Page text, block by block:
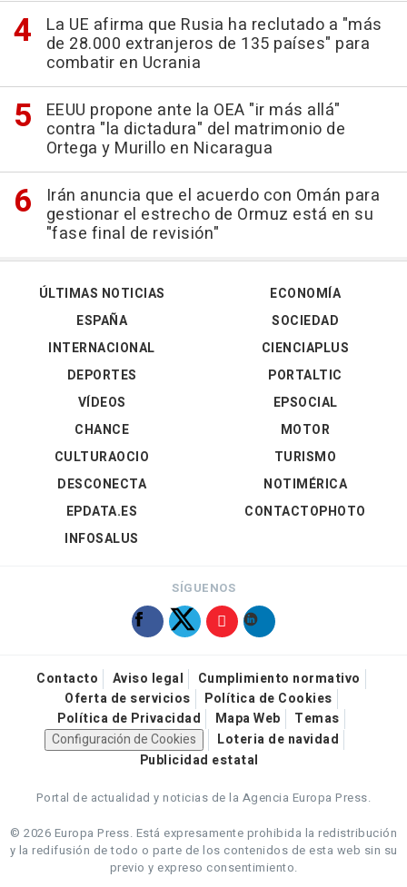
La UE afirma que Rusia ha reclutado a "más
de 28.000 extranjeros de 135 países" para
combatir en Ucrania
EEUU propone ante la OEA "ir más allá"
contra "la dictadura" del matrimonio de
Ortega y Murillo en Nicaragua
Irán anuncia que el acuerdo con Omán para
gestionar el estrecho de Ormuz está en su
"fase final de revisión"
ÚLTIMAS NOTICIAS
ESPAÑA
INTERNACIONAL
DEPORTES
VÍDEOS
ECONOMÍA
SOCIEDAD
CIENCIAPLUS
PORTALTIC
EPSOCIAL
CHANCE
CULTURAOCIO
DESCONECTA
EPDATA.ES
INFOSALUS
MOTOR
TURISMO
NOTIMÉRICA
CONTACTOPHOTO
SÍGUENOS
Contacto Aviso legal
Cumplimiento normativo
Oferta de servicios
Política de Cookies
Política de Privacidad
Mapa Web
Temas
Configuración de Cookies
Loteria de navidad
Publicidad estatal
Portal de actualidad y noticias de la Agencia Europa Press.
© 2026 Europa Press. Está expresamente prohibida la redistribución
y la redifusión de todo o parte de los contenidos de esta web sin su
previo y expreso consentimiento.